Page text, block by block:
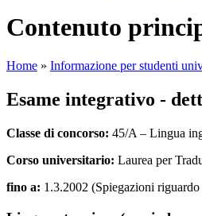
Contenuto
Home » Informazione per studenti
Esame integrativo -
Classe di concorso: 45/A – Lingua
Corso universitario: Laurea per
fino a: 1.3.2002 (Spiegazioni riguardo